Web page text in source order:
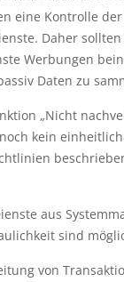
eine Kontrolle
Daher
Werbungen
Daten zu
„Nicht
kein
aus
sind
von